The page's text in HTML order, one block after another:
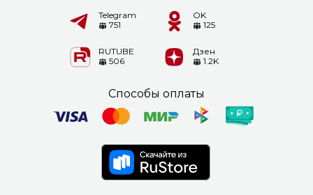
Telegram
751
OK
125
RUTUBE
506
Дзен
1.2K
Способы оплаты